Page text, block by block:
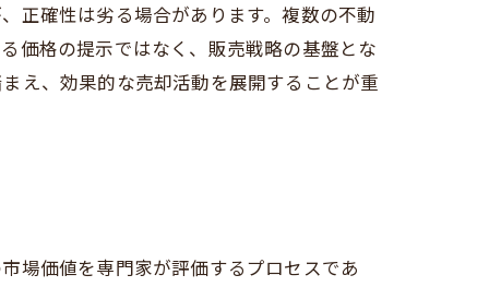
正確性は劣る場合があります。複数の不動
価格の提示ではなく、販売戦略の基盤とな
え、効果的な売却活動を展開することが重
場価値を専門家が評価するプロセスであ